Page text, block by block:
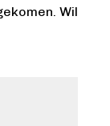
Wil